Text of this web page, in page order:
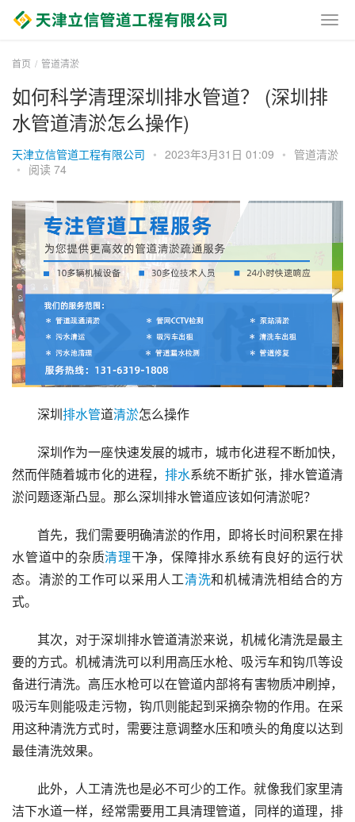
首页 管道清淤
如何科学清理深圳排水管道？ (深圳排
水管道清淤怎么操作)
天津立信管道工程有限公司 • 2023年3月31日 01:09 • 管道清淤
• 阅读 74
深圳排水管道清淤怎么操作
深圳作为一座快速发展的城市，城市化进程不断加快，
然而伴随着城市化的进程， 排水系统不断扩张，排水管道清
淤问题逐渐凸显。那么深圳排水管道应该如何清淤呢？
首先，我们需要明确清淤的作用，即将长时间积累在排
水管道中的杂质清理干净，保障排水系统有良好的运行状
态。清淤的工作可以采用人工清洗和机械清洗相结合的方
式。
其次，对于深圳排水管道清淤来说，机械化清洗是最主
要的方式。机械清洗可以利用高压水枪、吸污车和钩爪等设
备进行清洗。高压水枪可以在管道内部将有害物质冲刷掉，
吸污车则能吸走污物，钩爪则能起到采摘杂物的作用。在采
用这种清洗方式时，需要注意调整水压和喷头的角度以达到
最佳清洗效果。
此外，人工清洗也是必不可少的工作。就像我们家里清
洁下水道一样，经常需要用工具清理管道，同样的道理，排